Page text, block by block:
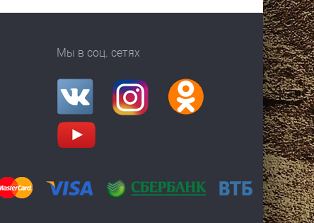
Мы в соц. сетях